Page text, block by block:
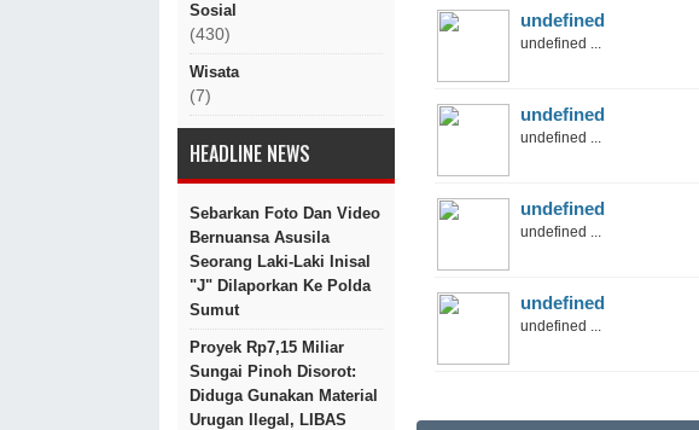
Sosial
(430)
Wisata
(7)
HEADLINE NEWS
Sebarkan Foto Dan Video
Bernuansa Asusila
Seorang Laki-Laki Inisal
"J" Dilaporkan Ke Polda
Sumut
Proyek Rp7,15 Miliar
Sungai Pinoh Disorot:
Diduga Gunakan Material
Urugan Ilegal, LIBAS
undefined
undefined ...
undefined
undefined ...
undefined
undefined ...
undefined
undefined ...